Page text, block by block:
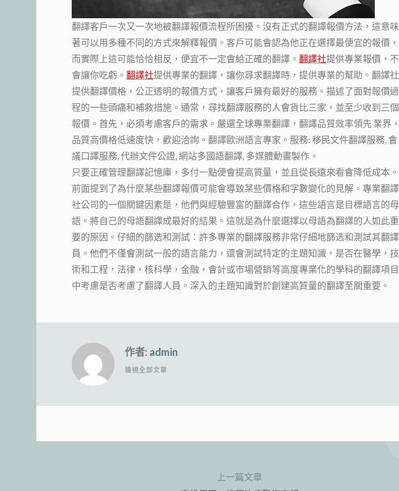
翻譯客戶一次又一次地被翻譯報價流程所困擾。沒有正式的翻譯報價方法，這意味
著可以用多種不同的方式來解釋報價。客戶可能會認為他正在選擇最便宜的報價，
而實際上這可能恰恰相反，便宜不一定會給正確的翻譯。 翻譯社提供專業報價，不
會讓你吃虧。 翻譯社提供專業的翻譯，讓你尋求翻譯時，提供專業的幫助。翻譯社
提供翻譯價格，公正透明的報價方式，讓客戶擁有最好的服務。描述了面對報價過
程的一些頭痛和補救措施。通常，尋找翻譯服務的人會貨比三家，並至少收到三個
報價。首先，必須考慮客戶的需求。嚴選全球專業翻譯，翻譯品質效率領先 業界，
品質高價格低速度快，歡迎洽詢。翻譯歐洲語言專家。服務: 移民文件翻譯服務, 會
議口譯服務, 代辦文件公證, 網站多國語翻譯, 多媒體動畫製作。
只要正確管理翻譯記憶庫，多付一點便會提高質量，並且從長遠來看會降低成本。
前面提到了為什麼某些翻譯報價可能會導致某些價格和字數變化的見解。專業翻譯
社公司的一個關鍵因素是，他們與經驗豐富的翻譯合作，這些語言是目標語言的母
語。將自己的母語翻譯成最好的結果。這就是為什麼選擇以母語為翻譯的人如此重
要的原因。仔細的篩选和測試：許多專業的翻譯服務非常仔細地篩选和測試其翻譯
員。他們不僅會測試一般的語言能力，還會測試特定的主題知識，是否在醫學，技
術和工程，法律，核科學，金融，會計或市場營銷等高度專業化的學科的翻譯項目
中考慮是否考慮了翻譯人員。深入的主題知識對於創建高質量的翻譯至關重要。
作者: admin
檢視全部文章
上一篇文章